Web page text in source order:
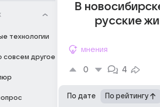
технологии
совсем другое
В
русские
мнения
0 4
По дате По рейтингу